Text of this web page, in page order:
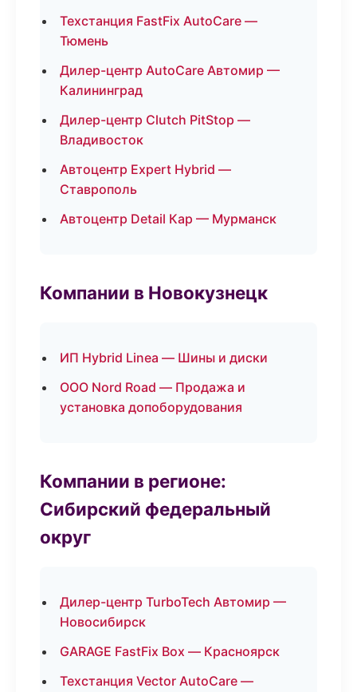
Техстанция FastFix AutoCare —
Тюмень
Дилер-центр AutoCare Автомир —
Калининград
Дилер-центр Clutch PitStop —
Владивосток
Автоцентр Expert Hybrid —
Ставрополь
Автоцентр Detail Кар — Мурманск
Компании в Новокузнецк
ИП Hybrid Linea — Шины и диски
ООО Nord Road — Продажа и
установка допоборудования
Компании в регионе:
Сибирский федеральный
округ
Дилер-центр TurboTech Автомир —
Новосибирск
GARAGE FastFix Box — Красноярск
Техстанция Vector AutoCare —